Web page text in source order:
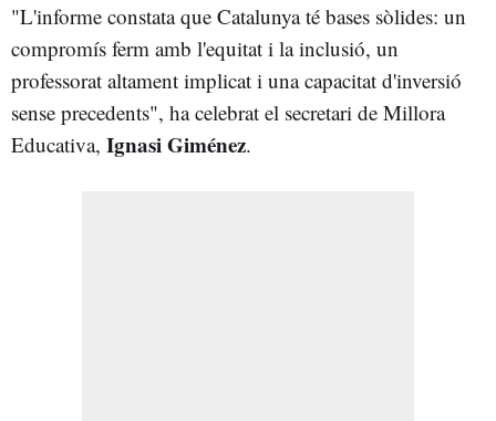
"L'informe constata que Catalunya té bases sòlides: un
compromís ferm amb l'equitat i la inclusió, un
professorat altament implicat i una capacitat d'inversió
sense precedents", ha celebrat el secretari de Millora
Educativa, Ignasi Giménez.